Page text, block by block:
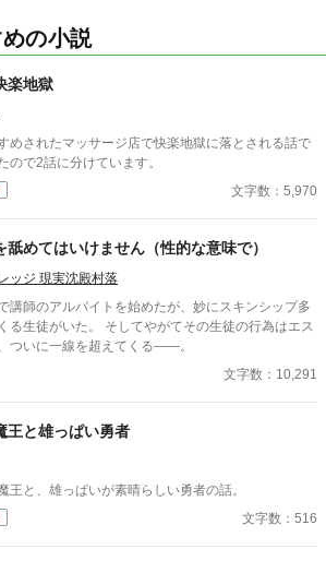
の小説
楽地獄
めされたマッサージ店で快楽地獄に落とされる話で
ので2話に分けています。
文字数：5,970
舐めてはいけません（性的な意味で）
ッジ 現実沈殿村落
講師のアルバイトを始めたが、妙にスキンシップ多
る生徒がいた。 そしてやがてその生徒の行為はエス
ついに一線を超えてくる――。
文字数：10,291
王と雄っぱい勇者
王と、雄っぱいが素晴らしい勇者の話。
文字数：516